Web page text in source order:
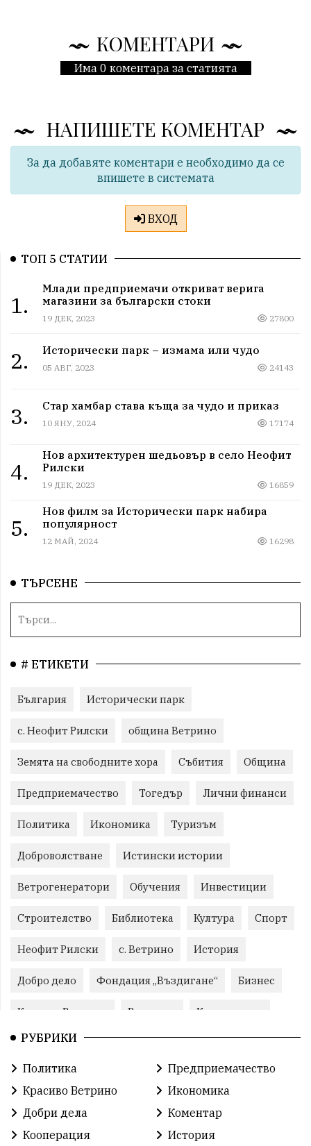
КОМЕНТАРИ
Има 0 коментара за статията
НАПИШЕТЕ КОМЕНТАР
За да добавяте коментари е необходимо да се
впишете в системата
ВХОД
ТОП 5 СТАТИИ
1.
Млади предприемачи откриват верига
магазини за български стоки
19 ДЕК, 2023 27800
2. Исторически парк – измама или чудо
05 АВГ, 2023 24143
3. Стар хамбар става къща за чудо и приказ
10 ЯНУ, 2024 17174
4.
Нов архитектурен шедьовър в село Неофит
Рилски
19 ДЕК, 2023 16859
5.
Нов филм за Исторически парк набира
популярност
12 МАЙ, 2024 16298
ТЪРСЕНЕ
# ЕТИКЕТИ
България Исторически парк
с. Неофит Рилски община Ветрино
Земята на свободните хора Събития Община
Предприемачество Тогедър Лични финанси
Политика Икономика Туризъм
Доброволстване Истински истории
Ветрогенератори Обучения Инвестиции
Строителство Библиотека Култура Спорт
Неофит Рилски с. Ветрино История
Добро дело Фондация „Въздигане“ Бизнес
Красиво Ветрино Развитие Криминално
Фондация Въздигане
Автосъбитие Празници Розариумът
Партия "Величие" Здраве
СУ „Христо Ботев“ – Ветрино Вълчи дол
РУБРИКИ
Политика
Предприемачество
Красиво Ветрино
Икономика
Добри дела
Коментар
Кооперация
История